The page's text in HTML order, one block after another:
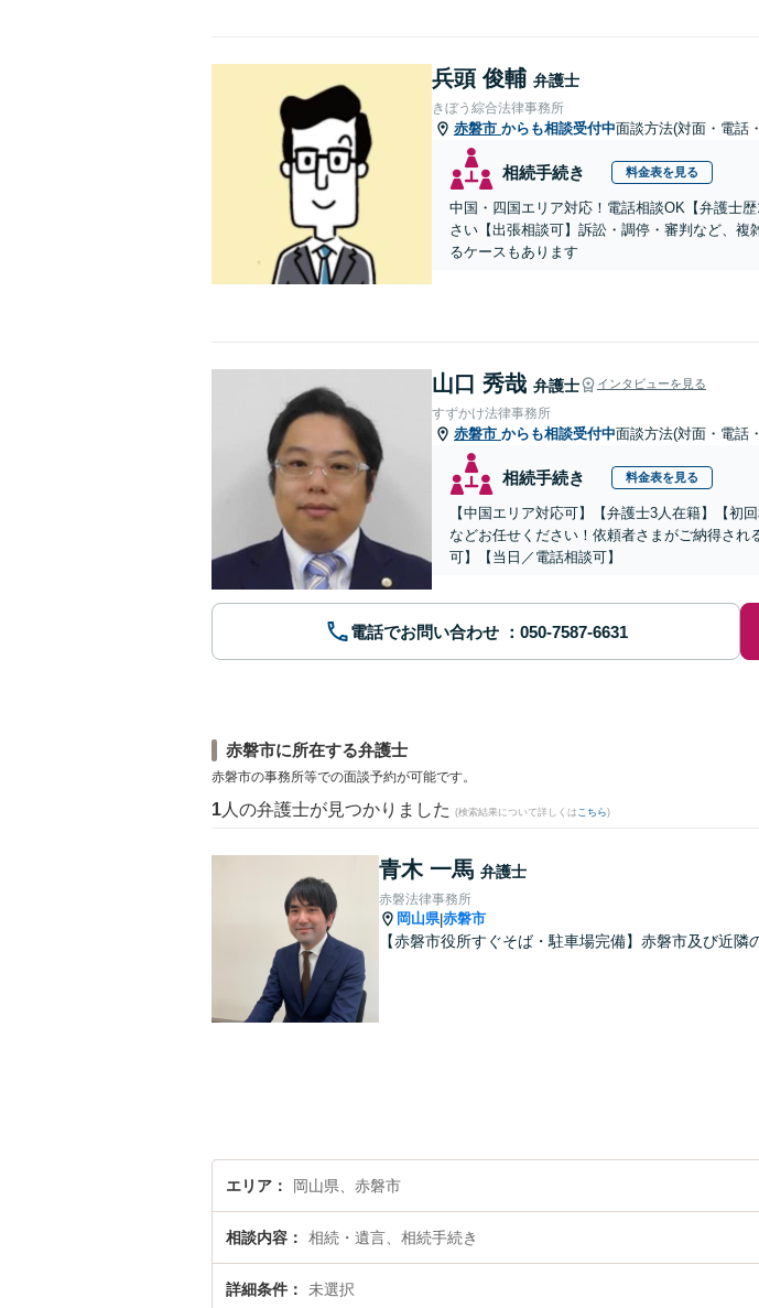
兵頭 俊輔 弁護士
きぼう綜合法律事務所
赤磐市 からも相談受付中面談方法(対面・電話
相続手続き 料金表を見る
中国・四国エリア対応！電話相談OK【弁護士
さい【出張相談可】訴訟・調停・審判など、
るケースもあります
山口 秀哉 弁護士 インタビューを見る
すずかけ法律事務所
赤磐市 からも相談受付中面談方法(対面・電話
相続手続き 料金表を見る
【中国エリア対応可】【弁護士3人在籍】【初
などお任せください！依頼者さまがご納得さ
可】【当日／電話相談可】
電話でお問い合わせ
赤磐市に所在する弁護士
赤磐市の事務所等での面談予約が可能です。
1 人の弁護士が見つかりました (検索結果について詳しくは こちら)
青木 一馬 弁護士
赤磐法律事務所
岡山県|赤磐市
【赤磐市役所すぐそば・駐車場完備】赤磐市及び近隣
エリア 岡山県、赤磐市
相談内容 相続・遺言、相続手続き
詳細条件 未選択